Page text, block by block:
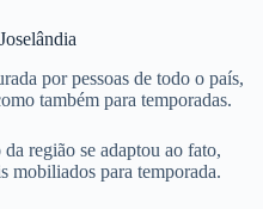
por pessoas de todo o país,
também para temporadas.
região se adaptou ao fato,
mobiliados para temporada.